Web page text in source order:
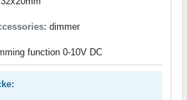
dimmer
function 0-10V DC